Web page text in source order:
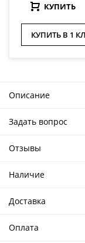
КУПИТЬ
КУПИТЬ В 1
Описание
Задать вопрос
Отзывы
Наличие
Доставка
Оплата